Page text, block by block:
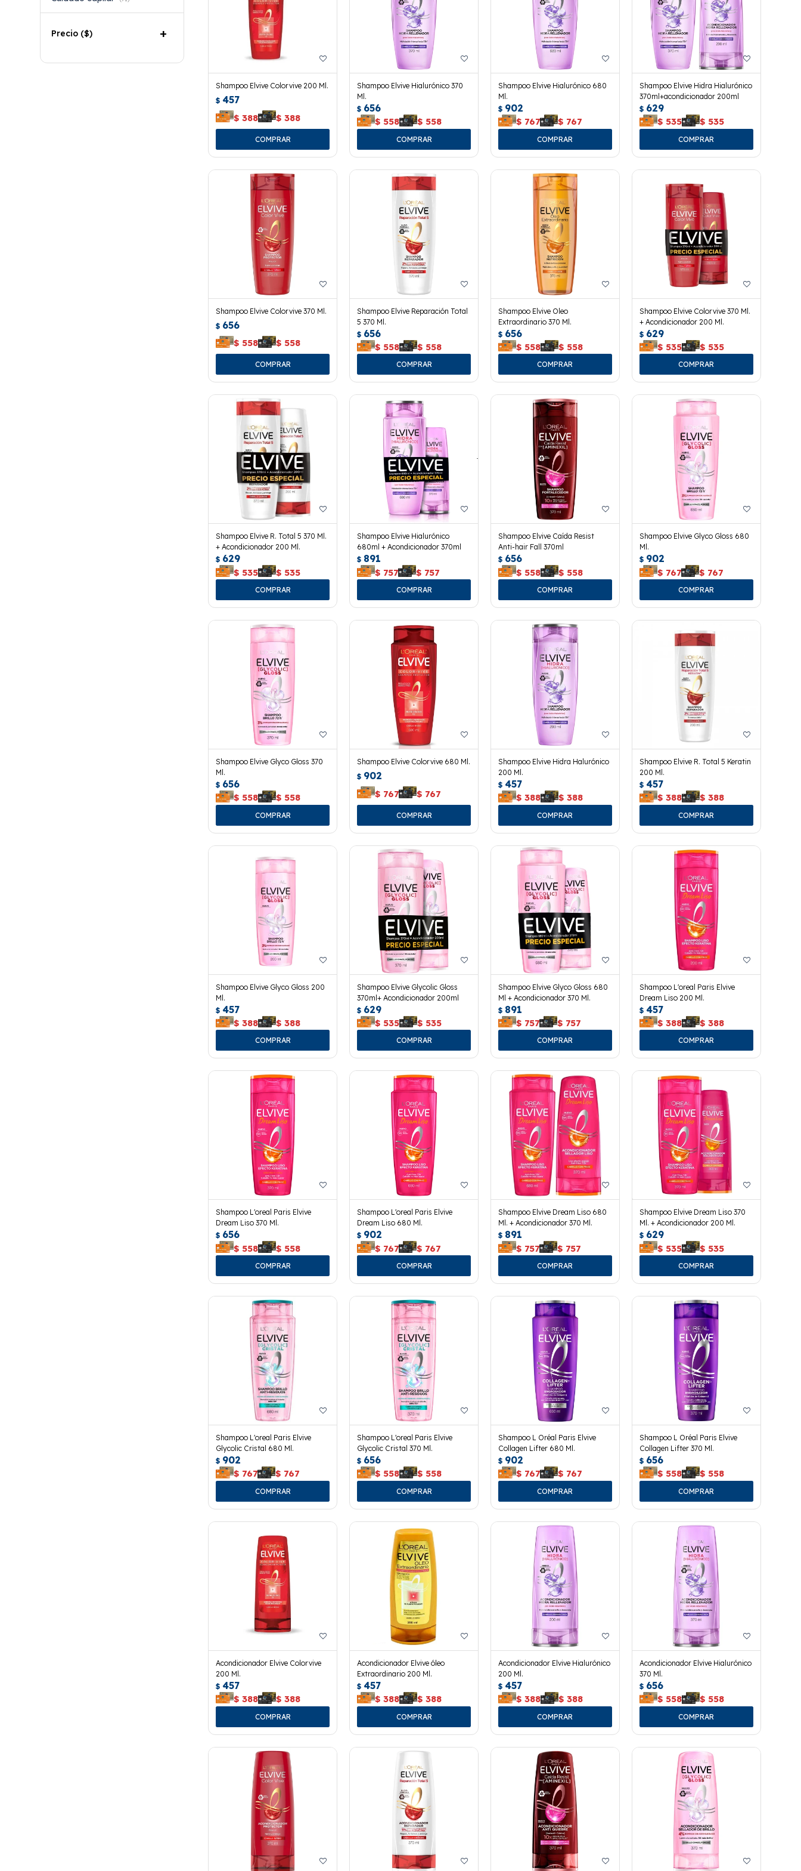
Shampoo Elvive Colorvive 200 Ml.
$ 457
$ 388 $ 388
Shampoo Elvive Hialurónico 370
Ml.
$ 656
$ 558 $ 558
Shampoo Elvive Hialurónico 680
Ml.
$ 902
$ 767 $ 767
Shampoo Elvive Hidra Hialurónico
370ml+acondicionador 200ml
$ 629
$ 535 $ 535
Shampoo Elvive Colorvive 370 Ml.
$ 656
$ 558 $ 558
Shampoo Elvive Reparación Total
5 370 Ml.
$ 656
$ 558 $ 558
Shampoo Elvive Oleo
Extraordinario 370 Ml.
$ 656
$ 558 $ 558
Shampoo Elvive Colorvive 370 Ml.
+ Acondicionador 200 Ml.
$ 629
$ 535 $ 535
Shampoo Elvive R. Total 5 370 Ml.
+ Acondicionador 200 Ml.
$ 629
$ 535 $ 535
Shampoo Elvive Hialurónico
680ml + Acondicionador 370ml
$ 891
$ 757 $ 757
Shampoo Elvive Caída Resist
Anti-hair Fall 370ml
$ 656
$ 558 $ 558
Shampoo Elvive Glyco Gloss 680
Ml.
$ 902
$ 767 $ 767
Shampoo Elvive Glyco Gloss 370
Ml.
$ 656
$ 558 $ 558
Shampoo Elvive Colorvive 680 Ml.
$ 902
$ 767 $ 767
Shampoo Elvive Hidra Halurónico
200 Ml.
$ 457
$ 388 $ 388
Shampoo Elvive R. Total 5 Keratin
200 Ml.
$ 457
$ 388 $ 388
Shampoo Elvive Glyco Gloss 200
Ml.
$ 457
$ 388 $ 388
Shampoo Elvive Glycolic Gloss
370ml+ Acondicionador 200ml
$ 629
$ 535 $ 535
Shampoo Elvive Glyco Gloss 680
Ml + Acondicionador 370 Ml.
$ 891
$ 757 $ 757
Shampoo L'oreal Paris Elvive
Dream Liso 200 Ml.
$ 457
$ 388 $ 388
Shampoo L'oreal Paris Elvive
Dream Liso 370 Ml.
$ 656
$ 558 $ 558
Shampoo L'oreal Paris Elvive
Dream Liso 680 Ml.
$ 902
$ 767 $ 767
Shampoo Elvive Dream Liso 680
Ml. + Acondicionador 370 Ml.
$ 891
$ 757 $ 757
Shampoo Elvive Dream Liso 370
Ml. + Acondicionador 200 Ml.
$ 629
$ 535 $ 535
Shampoo L'oreal Paris Elvive
Glycolic Cristal 680 Ml.
$ 902
$ 767 $ 767
Shampoo L'oreal Paris Elvive
Glycolic Cristal 370 Ml.
$ 656
$ 558 $ 558
Shampoo L Oréal Paris Elvive
Collagen Lifter 680 Ml.
$ 902
$ 767 $ 767
Shampoo L Oréal Paris Elvive
Collagen Lifter 370 Ml.
$ 656
$ 558 $ 558
Acondicionador Elvive Colorvive
200 Ml.
$ 457
$ 388 $ 388
Acondicionador Elvive óleo
Extraordinario 200 Ml.
$ 457
$ 388 $ 388
Acondicionador Elvive Hialurónico
200 Ml.
$ 457
$ 388 $ 388
Acondicionador Elvive Hialurónico
370 Ml.
$ 656
$ 558 $ 558
Precio ($)